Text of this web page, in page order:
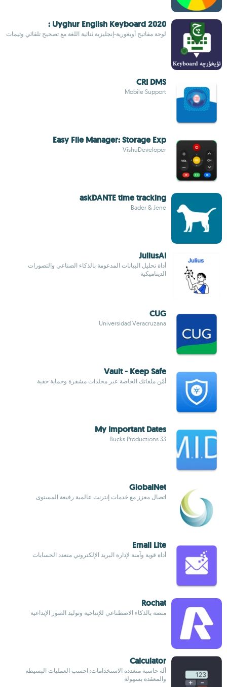
Uyghur English Keyboard 2020 :
لوحة مفاتيح أويغورية-إنجليزية ثنائية اللغة مع تصحيح تلقائي وثيمات
CRI DMS
Mobile Support
Easy File Manager: Storage Exp
VishuDeveloper
askDANTE time tracking
Bader & Jene
JuliusAI
أداة تحليل البيانات المدعومة بالذكاء الصناعي والتصورات
الديناميكية
CUG
Universidad Veracruzana
Vault - Keep Safe
أمّن ملفاتك الخاصة عبر مجلدات مشفرة وحماية خفية
My Important Dates
33 Bucks Productions
GlobalNet
اتصال معزز مع خدمات إنترنت عالمية رفيعة المستوى
Email Lite
أداة قوية وآمنة لإدارة البريد الإلكتروني متعدد الحسابات
Rochat
منصة بالذكاء الاصطناعي للإنتاجية وتوليد الصور الإبداعية
Calculator
آلة حاسبة متعددة الاستخدامات: احسب العمليات البسيطة
والمعقدة بسهولة